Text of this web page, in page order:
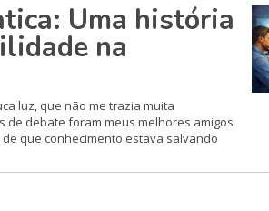
Uma história
na
luz, que não me trazia muita
de debate foram meus melhores amigos
que conhecimento estava salvando